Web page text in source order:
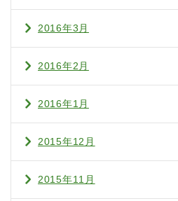
2016年3月
2016年2月
2016年1月
2015年12月
2015年11月